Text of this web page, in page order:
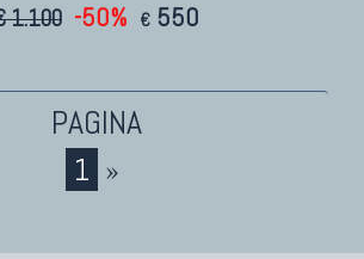
1.100 -50% € 550
1 »